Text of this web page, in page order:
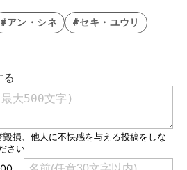
#アン・シネ
#セキ・ユウリ